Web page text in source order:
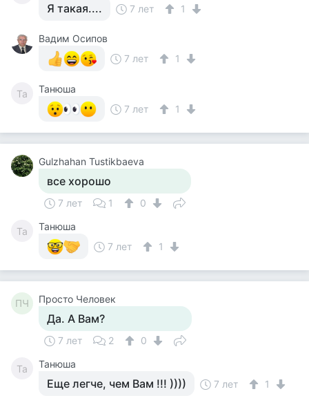
Я такая.... 7 лет 1
Вадим Осипов
7 лет
1
Та
Танюша
7 лет
1
Gulzhahan Tustikbaeva
все хорошо
7 лет 1 0
Та
Танюша
7 лет
1
ПЧ Просто Человек
Да. А Вам?
7 лет 2 0
Та Танюша
Еще легче, чем Вам !!! )))) 7 лет 1